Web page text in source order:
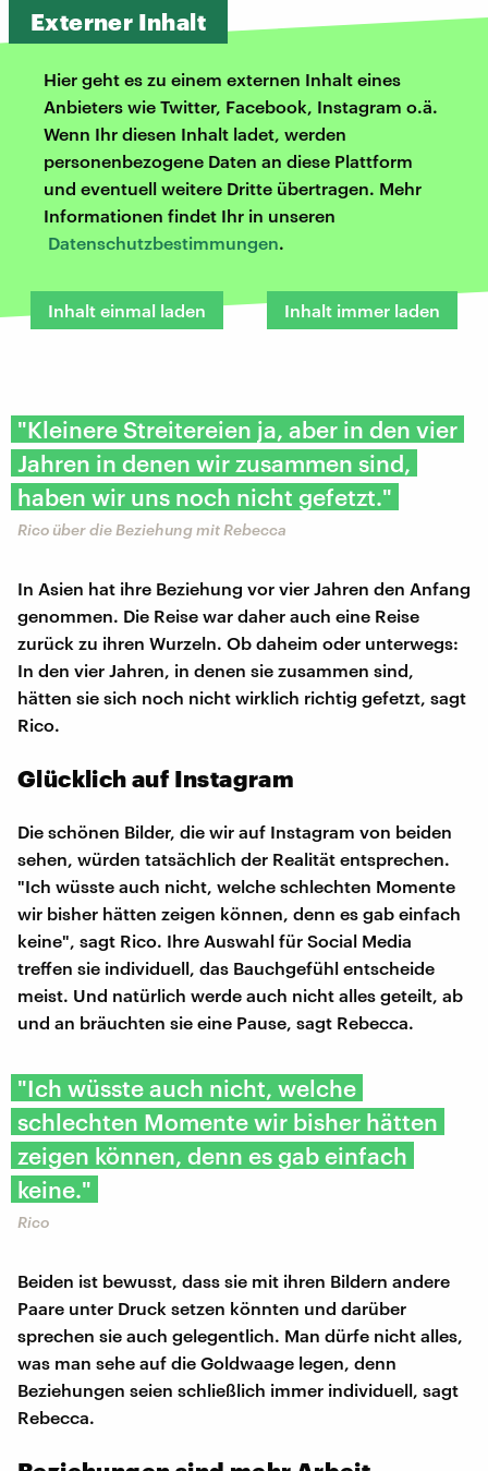
Externer Inhalt
Hier geht es zu einem externen Inhalt eines
Anbieters wie Twitter, Facebook, Instagram o.ä.
Wenn Ihr diesen Inhalt ladet, werden
personenbezogene Daten an diese Plattform
und eventuell weitere Dritte übertragen. Mehr
Informationen findet Ihr in unseren
Datenschutzbestimmungen.
Inhalt einmal laden Inhalt immer laden
"Kleinere Streitereien ja, aber in den vier
Jahren in denen wir zusammen sind,
haben wir uns noch nicht gefetzt."
Rico über die Beziehung mit Rebecca
In Asien hat ihre Beziehung vor vier Jahren den Anfang
genommen. Die Reise war daher auch eine Reise
zurück zu ihren Wurzeln. Ob daheim oder unterwegs:
In den vier Jahren, in denen sie zusammen sind,
hätten sie sich noch nicht wirklich richtig gefetzt, sagt
Rico.
Glücklich auf Instagram
Die schönen Bilder, die wir auf Instagram von beiden
sehen, würden tatsächlich der Realität entsprechen.
"Ich wüsste auch nicht, welche schlechten Momente
wir bisher hätten zeigen können, denn es gab einfach
keine", sagt Rico. Ihre Auswahl für Social Media
treffen sie individuell, das Bauchgefühl entscheide
meist. Und natürlich werde auch nicht alles geteilt, ab
und an bräuchten sie eine Pause, sagt Rebecca.
"Ich wüsste auch nicht, welche
schlechten Momente wir bisher hätten
zeigen können, denn es gab einfach
keine."
Rico
Beiden ist bewusst, dass sie mit ihren Bildern andere
Paare unter Druck setzen könnten und darüber
sprechen sie auch gelegentlich. Man dürfe nicht alles,
was man sehe auf die Goldwaage legen, denn
Beziehungen seien schließlich immer individuell, sagt
Rebecca.